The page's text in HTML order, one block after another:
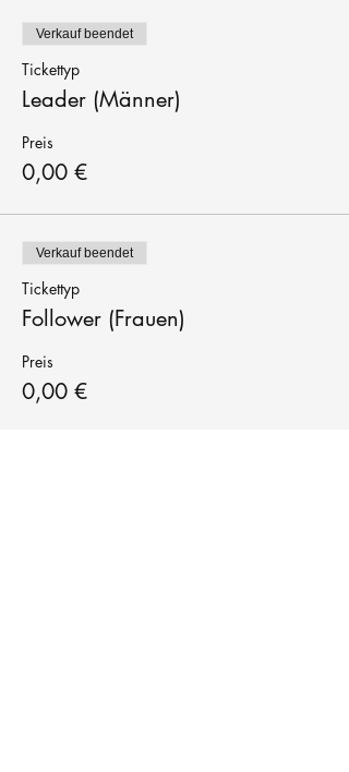
Verkauf beendet
Tickettyp
Leader (Männer)
Preis
0,00 €
Verkauf beendet
Tickettyp
Follower (Frauen)
Preis
0,00 €